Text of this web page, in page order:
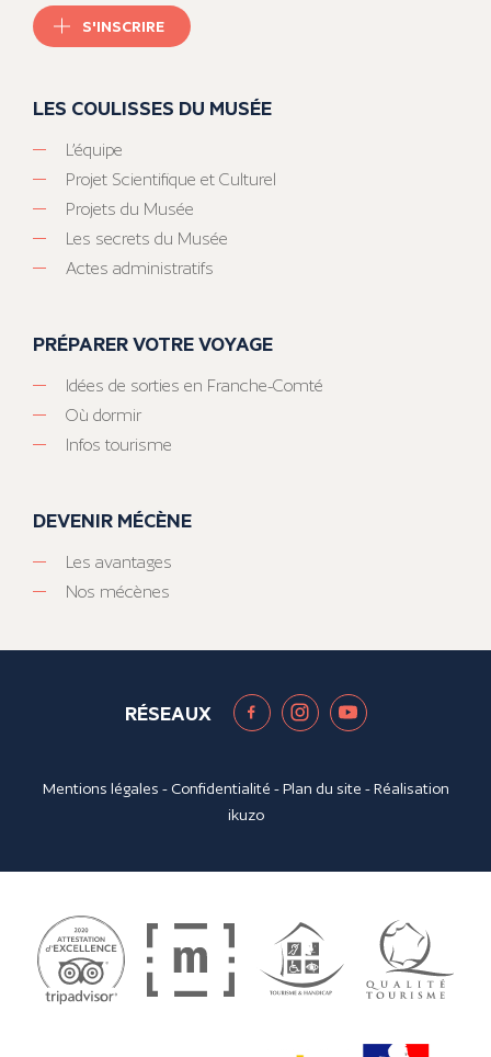
S'INSCRIRE
LES COULISSES DU MUSÉE
L’équipe
Projet Scientifique et Culturel
Projets du Musée
Les secrets du Musée
Actes administratifs
PRÉPARER VOTRE VOYAGE
Idées de sorties en Franche-Comté
Où dormir
Infos tourisme
DEVENIR MÉCÈNE
Les avantages
Nos mécènes
RÉSEAUX
Mentions légales - Confidentialité -Plan du site - Réalisation
ikuzo